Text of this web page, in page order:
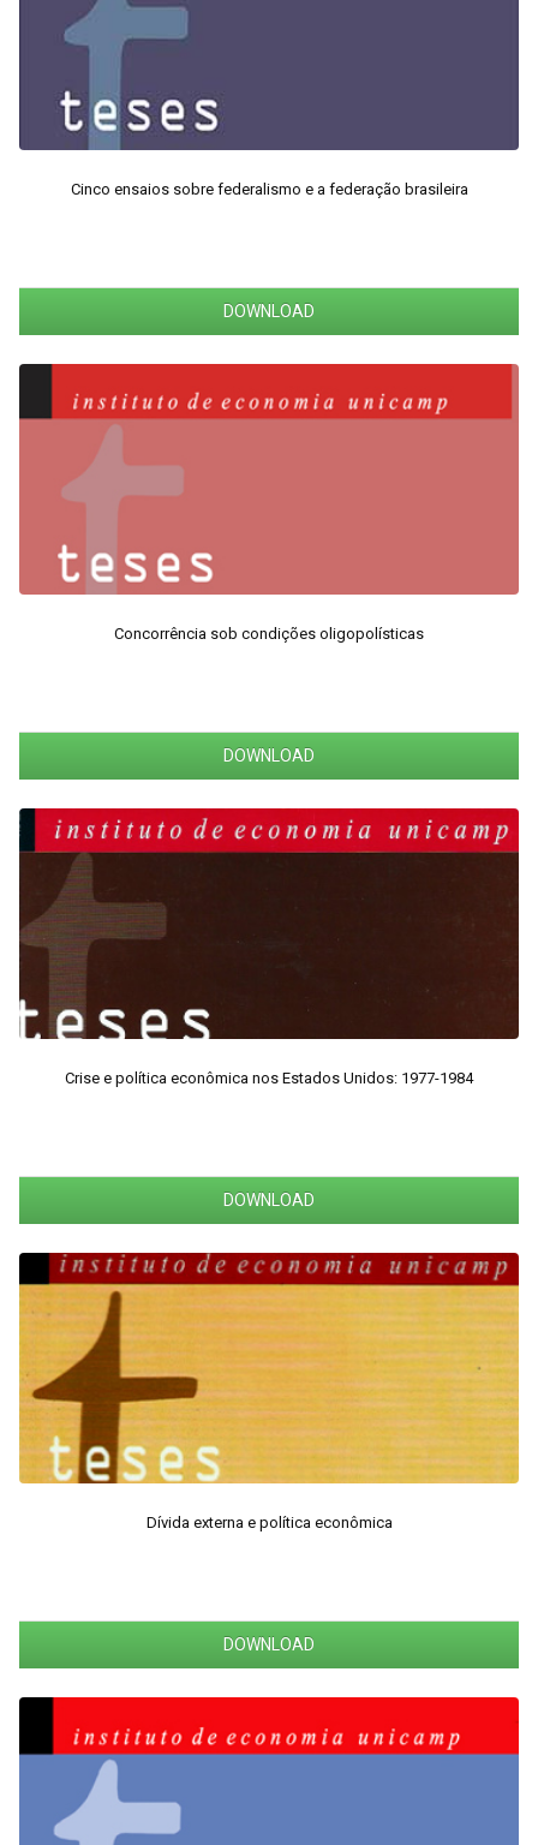
Cinco ensaios sobre federalismo e a federação brasileira
DOWNLOAD
Concorrência sob condições oligopolísticas
DOWNLOAD
Crise e política econômica nos Estados Unidos: 1977-1984
DOWNLOAD
Dívida externa e política econômica
DOWNLOAD